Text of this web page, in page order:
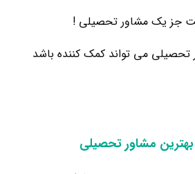
جز یک مشاور تحصیلی !
تحصیلی می تواند کمک کننده باشد
مشاور تحصیلی